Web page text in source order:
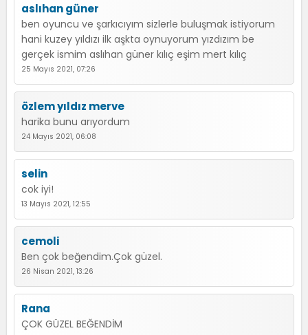
aslıhan güner
ben oyuncu ve şarkıcıyım sizlerle buluşmak istiyorum
hani kuzey yıldızı ilk aşkta oynuyorum yızdızım be
gerçek ismim aslıhan güner kılıç eşim mert kılıç
25 Mayıs 2021, 07:26
özlem yıldız merve
harika bunu arıyordum
24 Mayıs 2021, 06:08
selin
cok iyi!
13 Mayıs 2021, 12:55
cemoli
Ben çok beğendim.Çok güzel.
26 Nisan 2021, 13:26
Rana
ÇOK GÜZEL BEĞENDİM